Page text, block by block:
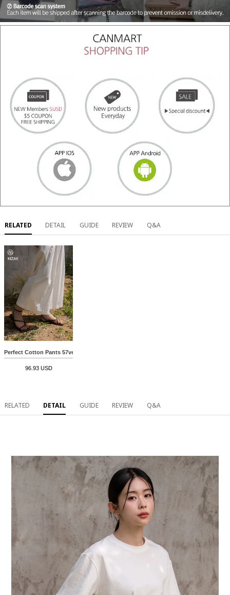
RELATED DETAIL GUIDE REVIEW Q&A
Perfect Cotton Pants 57ver (summer cropped wide)
96.93 USD
RELATED DETAIL GUIDE REVIEW Q&A